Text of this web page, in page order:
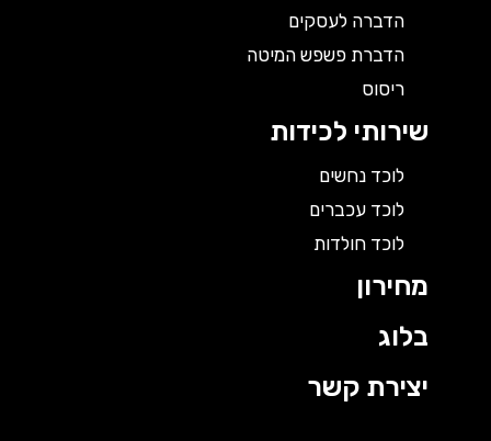
הדברה לעסקים
הדברת פשפש המיטה
ריסוס
שירותי לכידות
לוכד נחשים
לוכד עכברים
לוכד חולדות
מחירון
בלוג
יצירת קשר